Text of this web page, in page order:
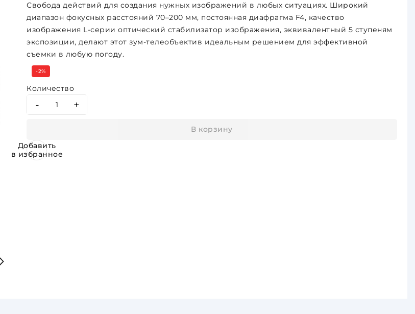
Свобода действий для создания нужных изображений в любых ситуациях. Широкий
диапазон фокусных расстояний 70–200 мм, постоянная диафрагма F4, качество
изображения L-серии оптический стабилизатор изображения, эквивалентный 5 ступеням
экспозиции, делают этот зум-телеобъектив идеальным решением для эффективной
съемки в любую погоду.
-2%
Количество
- +
В корзину
Добавить
в избранное